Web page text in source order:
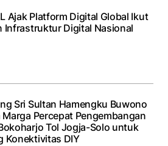
Ajak Platform Digital Global Ikut
Infrastruktur Digital Nasional
Sri Sultan Hamengku Buwono
Marga Percepat Pengembangan
Tol Jogja-Solo untuk
Konektivitas DIY